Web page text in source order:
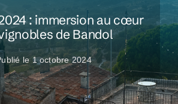
A VOS SERVICES
SUD SAINTE BAUME
TOUTES LES ACTUS
LES MÉDIATHÈQUES
: immersion au cœur
de Bandol
le 1 octobre 2024